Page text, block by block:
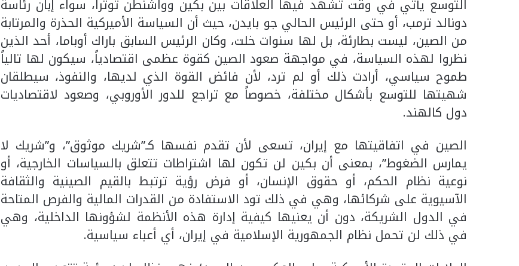
التوسع يأتي في وقت تشهد فيها العلاقات بين ‏بكين وواشنطن توتراً، سواء إبان رئاسة
دونالد ترمب، ‏أو حتى الرئيس الحالي جو بايدن، حيث أن السياسة ‏الأميركية الحذرة والمرتابة
من الصين، ليست بطارئة، ‏بل لها سنوات خلت، وكان الرئيس السابق باراك ‏أوباما، أحد الذين
نظروا لهذه السياسة، في مواجهة ‏صعود الصين كقوة عظمى اقتصادياً، سيكون لها تالياً
‏طموح سياسي، أرادت ذلك أو لم ترد، لأن فائض القوة ‏الذي لديها، والنفوذ، سيطلقان
شهيتها للتوسع بأشكال ‏مختلفة، خصوصاً مع تراجع للدور الأوروبي، وصعود ‏لاقتصاديات
دول كالهند.‏
الصين في اتفاقيتها مع إيران، تسعى لأن تقدم ‏نفسها كـ”شريك موثوق”، و”شريك لا
يمارس ‏الضغوط”، بمعنى أن بكين لن تكون لها اشتراطات ‏تتعلق بالسياسات الخارجية، أو
نوعية نظام الحكم، ‏أو حقوق الإنسان، أو فرض رؤية ترتبط بالقيم ‏الصينية والثقافة
الآسيوية على شركائها، وهي في ذلك ‏تود الاستفادة من القدرات المالية والفرص المتاحة
‏في الدول الشريكة، دون أن يعنيها كيفية إدارة هذه ‏الأنظمة لشؤونها الداخلية، وهي
في ذلك لن تحمل ‏نظام الجمهورية الإسلامية في إيران، أي أعباء ‏سياسية.‏